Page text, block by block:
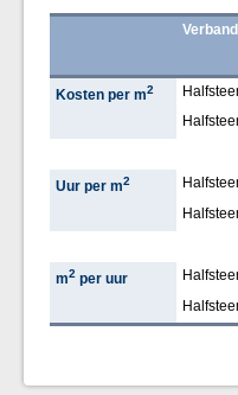
Verband
Kosten per m2
Uur per m2
m2per uur